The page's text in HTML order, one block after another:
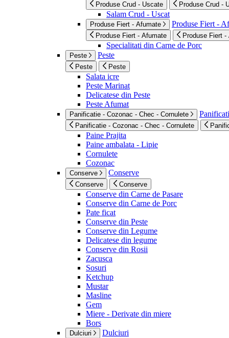
Produse Crud - Uscate Produse Crud -
Salam Crud - Uscat
Produse Fiert - Afumate Produse Fiert -
Produse Fiert - Afumate Produse Fiert -
Specialitati din Carne de Porc
Peste Peste
Peste Peste
Salata icre
Peste Marinat
Delicatese din Peste
Peste Afumat
Panificatie - Cozonac - Chec - Cornulete
Panificatie - Cozonac - Chec - Cornulete
Paine Prajita
Paine ambalata - Lipie
Cornulete
Cozonac
Conserve Conserve
Conserve Conserve
Conserve din Carne de Pasare
Conserve din Carne de Porc
Pate ficat
Conserve din Peste
Conserve din Legume
Delicatese din legume
Conserve din Rosii
Zacusca
Sosuri
Ketchup
Mustar
Masline
Gem
Miere - Derivate din miere
Bors
Dulciuri Dulciuri